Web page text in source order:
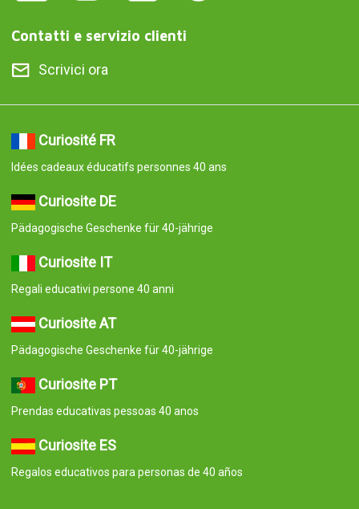
Contatti e servizio clienti
Scrivici ora
Curiosité FR
Idées cadeaux éducatifs personnes 40 ans
Curiosite DE
Pädagogische Geschenke für 40-jährige
Curiosite IT
Regali educativi persone 40 anni
Curiosite AT
Pädagogische Geschenke für 40-jährige
Curiosite PT
Prendas educativas pessoas 40 anos
Curiosite ES
Regalos educativos para personas de 40 años